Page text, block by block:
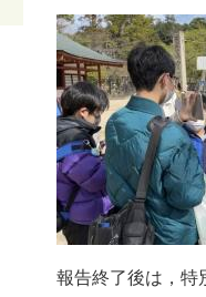
報告終了後は，特